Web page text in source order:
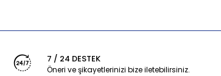
7 / 24 DESTEK
Öneri ve şikayetlerinizi bize iletebilirsiniz.